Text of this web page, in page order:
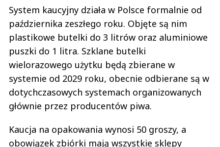
października zeszłego roku. Objęte są nim
plastikowe butelki do 3 litrów oraz aluminiowe
puszki do 1 litra. Szklane butelki
wielorazowego użytku będą zbierane w
systemie od 2029 roku, obecnie odbierane są w
dotychczasowych systemach organizowanych
głównie przez producentów piwa.
Kaucja na opakowania wynosi 50 groszy, a
obowiązek zbiórki mają wszystkie sklepy
powyżej 200 mkw., które sprzedają butelki